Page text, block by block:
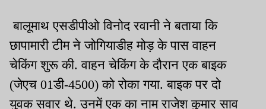
बालूमाथ एसडीपीओ विनोद रवानी ने बताया कि
छापामारी टीम ने जोगियाडीह मोड़ के पास वाहन
चेकिंग शुरू की. वाहन चेकिंग के दौरान एक बाइक
(जेएच 01डी-4500) को रोका गया. बाइक पर दो
युवक सवार थे. उनमें एक का नाम राजेश कुमार साव